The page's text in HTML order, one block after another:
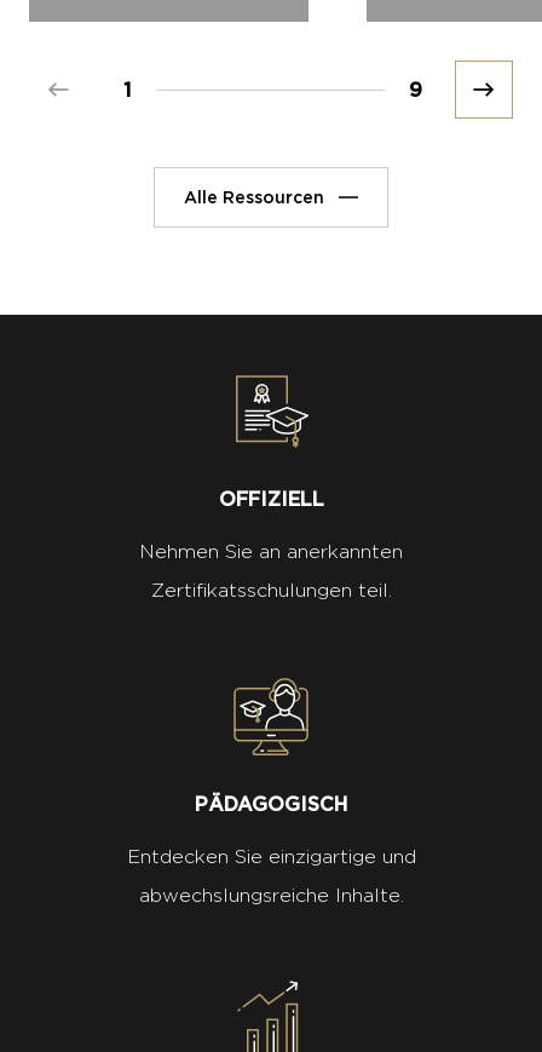
Prev 1 9 Next
Alle Ressourcen
OFFIZIELL
Nehmen Sie an anerkannten
Zertifikatsschulungen teil.
PÄDAGOGISCH
Entdecken Sie einzigartige und
abwechslungsreiche Inhalte.